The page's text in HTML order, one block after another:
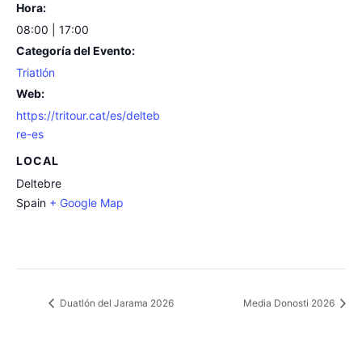
Hora:
08:00 | 17:00
Categoría del Evento:
Triatlón
Web:
https://tritour.cat/es/delteb
re-es
LOCAL
Deltebre
Spain + Google Map
Duatlón del Jarama 2026 Media Donosti 2026